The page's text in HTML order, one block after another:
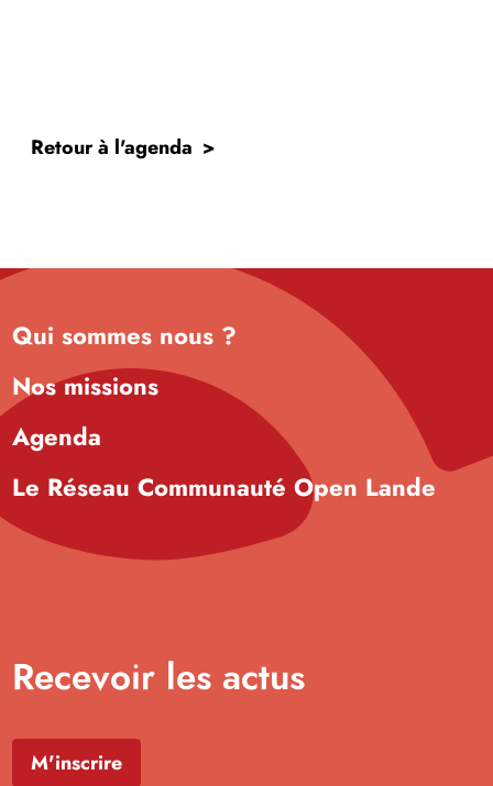
Retour à l'agenda
Qui sommes nous ?
Nos missions
Agenda
Le Réseau Communauté Open Lande
Recevoir les actus
M'inscrire